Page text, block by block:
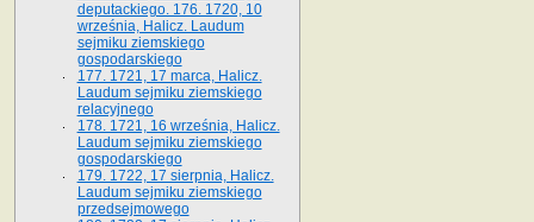
deputackiego. 176. 1720, 10
września, Halicz. Laudum
sejmiku ziemskiego
gospodarskiego
177. 1721, 17 marca, Halicz.
Laudum sejmiku ziemskiego
relacyjnego
178. 1721, 16 września, Halicz.
Laudum sejmiku ziemskiego
gospodarskiego
179. 1722, 17 sierpnia, Halicz.
Laudum sejmiku ziemskiego
przedsejmowego